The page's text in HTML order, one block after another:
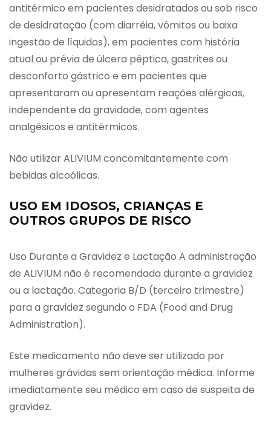
antitérmico em pacientes desidratados ou sob risco
de desidratação (com diarréia, vômitos ou baixa
ingestão de líquidos), em pacientes com história
atual ou prévia de úlcera péptica, gastrites ou
desconforto gástrico e em pacientes que
apresentaram ou apresentam reações alérgicas,
independente da gravidade, com agentes
analgésicos e antitérmicos.
Não utilizar ALIVIUM concomitantemente com
bebidas alcoólicas.
USO EM IDOSOS, CRIANÇAS E
OUTROS GRUPOS DE RISCO
Uso Durante a Gravidez e Lactação A administração
de ALIVIUM não é recomendada durante a gravidez
ou a lactação. Categoria B/D (terceiro trimestre)
para a gravidez segundo o FDA (Food and Drug
Administration).
Este medicamento não deve ser utilizado por
mulheres grávidas sem orientação médica. Informe
imediatamente seu médico em caso de suspeita de
gravidez.